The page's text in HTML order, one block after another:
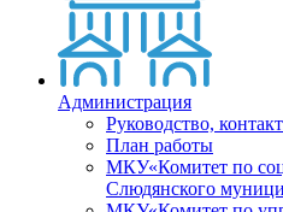
Администрация
Руководство,
План работы
МКУ«Комитет по
Слюдянского